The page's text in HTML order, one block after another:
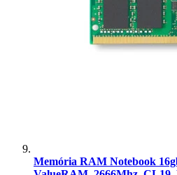
Memória RAM Notebook